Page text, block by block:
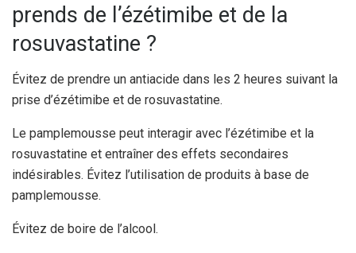
prends de l’ézétimibe et de la
rosuvastatine ?
Évitez de prendre un antiacide dans les 2 heures suivant la
prise d’ézétimibe et de rosuvastatine.
Le pamplemousse peut interagir avec l’ézétimibe et la
rosuvastatine et entraîner des effets secondaires
indésirables. Évitez l’utilisation de produits à base de
pamplemousse.
Évitez de boire de l’alcool.